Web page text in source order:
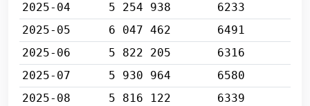
2025-04
5 254 938
6233
2025-05
6 047 462
6491
2025-06
5 822 205
6316
2025-07
5 930 964
6580
2025-08
5 816 122
6339